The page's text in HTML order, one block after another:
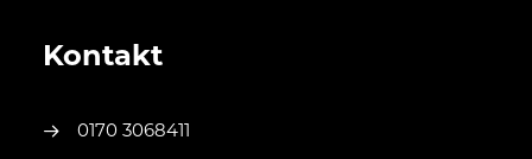
Kontakt
0170 3068411